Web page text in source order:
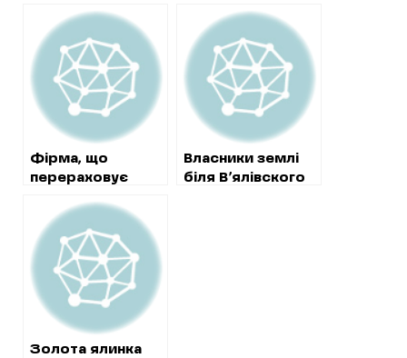
економія за осінь
склала майже 4
млн. грн.
3 мільйон на
коштовний
ремонт корпусу
Фірма, що
перераховує
харківської
“Солідарності”,
отримає 12
мільйонів на
коштовний
ремонт будинку
культури
Власники землі
біля В’ялівского
Золота ялинка